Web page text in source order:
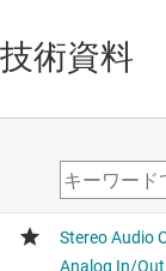
技術資料